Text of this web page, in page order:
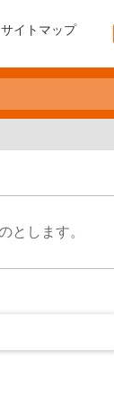
サイトマップ